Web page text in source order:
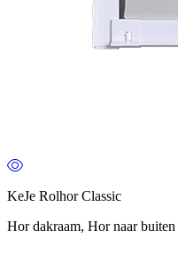
KeJe Rolhor Classic
Hor dakraam, Hor naar